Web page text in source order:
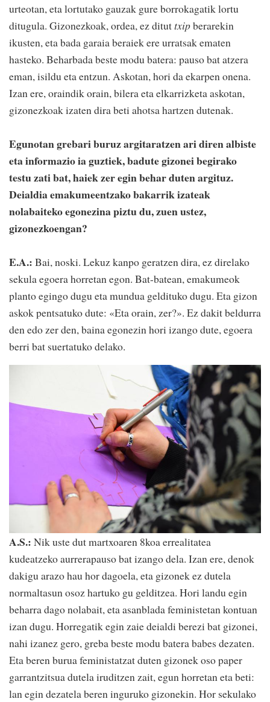
urteotan, eta lortutako gauzak gure borrokagatik lortu
ditugula. Gizonezkoak, ordea, ez dituttxipberarekin
ikusten, eta bada garaia beraiek ere urratsak ematen
hasteko. Beharbada beste modu batera: pauso bat atzera
eman, isildu eta entzun. Askotan, hori da ekarpen onena.
Izan ere, oraindik orain, bilera eta elkarrizketa askotan,
gizonezkoak izaten dira beti ahotsa hartzen dutenak.
Egunotan grebari buruz argitaratzen ari diren albiste
eta informazio ia guztiek, badute gizonei begirako
testu zati bat, haiek zer egin behar duten argituz.
Deialdia emakumeentzako bakarrik izateak
nolabaiteko egonezina piztu du, zuen ustez,
gizonezkoengan?
E.A.: Bai, noski. Lekuz kanpo geratzen dira, ez direlako
sekula egoera horretan egon. Bat-batean, emakumeok
planto egingo dugu eta mundua geldituko dugu. Eta gizon
askok pentsatuko dute: «Eta orain, zer?». Ez dakit beldurra
den edo zer den, baina egonezin hori izango dute, egoera
berri bat suertatuko delako.
A.S.: Nik uste dut martxoaren 8koa errealitatea
kudeatzeko aurrerapauso bat izango dela. Izan ere, denok
dakigu arazo hau hor dagoela, eta gizonek ez dutela
normaltasun osoz hartuko gu gelditzea. Hori landu egin
beharra dago nolabait, eta asanblada feministetan kontuan
izan dugu. Horregatik egin zaie deialdi berezi bat gizonei,
nahi izanez gero, greba beste modu batera babes dezaten.
Eta beren burua feministatzat duten gizonek oso paper
garrantzitsua dutela iruditzen zait, egun horretan eta beti:
lan egin dezatela beren inguruko gizonekin. Hor sekulako